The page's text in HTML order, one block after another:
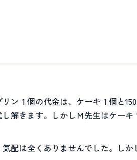
ン１個の代金は、ケーキ１個と
解きます。しかしＭ先生はケーキ
配は全くありませんでした。しか